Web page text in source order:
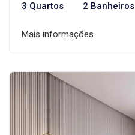
3 Quartos 2 Banheiros
Mais informações